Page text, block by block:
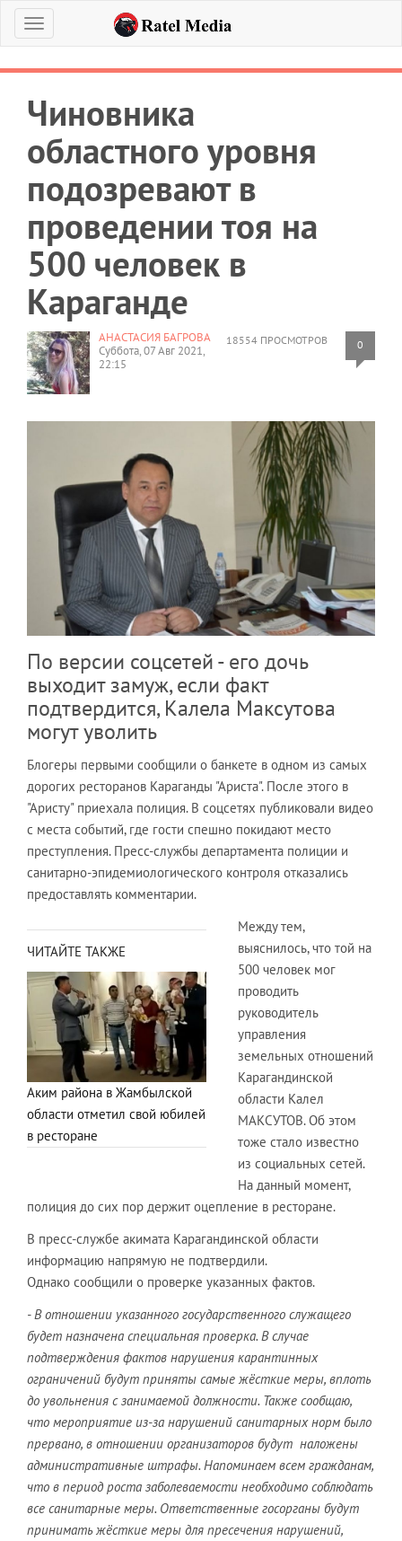
Меню
Чиновника
областного уровня
подозревают в
проведении тоя на
500 человек в
Караганде
18554 ПРОСМОТРОВ 0
АНАСТАСИЯ БАГРОВА
Суббота, 07 Авг 2021,
22:15
По версии соцсетей - его дочь
выходит замуж, если факт
подтвердится, Калела Максутова
могут уволить
Блогеры первыми сообщили о банкете в одном из самых
дорогих ресторанов Караганды "Ариста". После этого в
"Аристу" приехала полиция. В соцсетях публиковали видео
с места событий, где гости спешно покидают место
преступления. Пресс-службы департамента полиции и
санитарно-эпидемиологического контроля отказались
предоставлять комментарии.
ЧИТАЙТЕ ТАКЖЕ
Аким района в Жамбылской
области отметил свой юбилей
в ресторане
Между тем,
выяснилось, что той на
500 человек мог
проводить
руководитель
управления
земельных отношений
Карагандинской
области Калел
МАКСУТОВ. Об этом
тоже стало известно
из социальных сетей.
На данный момент,
полиция до сих пор держит оцепление в ресторане.
В пресс-службе акимата Карагандинской области
информацию напрямую не подтвердили.
Однако сообщили о проверке указанных фактов.
- В отношении указанного государственного служащего
будет назначена специальная проверка. В случае
подтверждения фактов нарушения карантинных
ограничений будут приняты самые жёсткие меры, вплоть
до увольнения с занимаемой должности. Также сообщаю,
что мероприятие из-за нарушений санитарных норм было
прервано, в отношении организаторов будут наложены
административные штрафы. Напоминаем всем гражданам,
что в период роста заболеваемости необходимо соблюдать
все санитарные меры. Ответственные госорганы будут
принимать жёсткие меры для пресечения нарушений,